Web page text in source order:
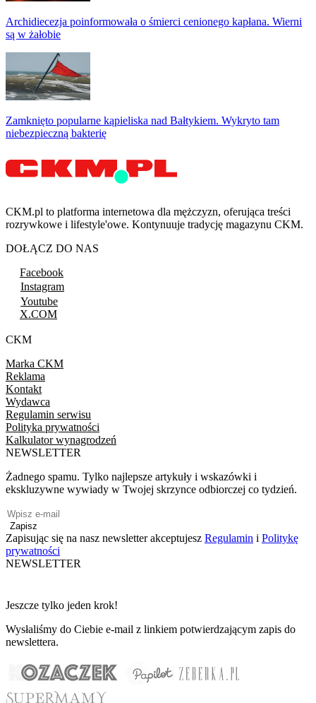
Archidiecezja poinformowała o śmierci cenionego kapłana. Wierni
są w żałobie
Zamknięto popularne kąpieliska nad Bałtykiem. Wykryto tam
niebezpieczną bakterię
CKM.pl to platforma internetowa dla mężczyzn, oferująca treści
rozrywkowe i lifestyle'owe. Kontynuuje tradycję magazynu CKM.
DOŁĄCZ DO NAS
Facebook
Instagram
Youtube
X.COM
CKM
Marka CKM
Reklama
Kontakt
Wydawca
Regulamin serwisu
Polityka prywatności
Kalkulator wynagrodzeń
NEWSLETTER
Żadnego spamu. Tylko najlepsze artykuły i wskazówki i
ekskluzywne wywiady w Twojej skrzynce odbiorczej co tydzień.
Zapisz
Zapisując się na nasz newsletter akceptujesz Regulamin i Politykę
prywatności
NEWSLETTER
Jeszcze tylko jeden krok!
Wysłaliśmy do Ciebie e-mail z linkiem potwierdzającym zapis do
newslettera.